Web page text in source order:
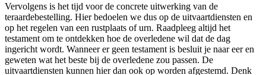
Vervolgens is het tijd voor de concrete uitwerking van de
teraardebestelling. Hier bedoelen we dus op de uitvaartdiensten en
op het regelen van een rustplaats of urn. Raadpleeg altijd het
testament om te ontdekken hoe de overledene wil dat de dag
ingericht wordt. Wanneer er geen testament is besluit je naar eer en
geweten wat het beste bij de overledene zou passen. De
uitvaartdiensten kunnen hier dan ook op worden afgestemd. Denk